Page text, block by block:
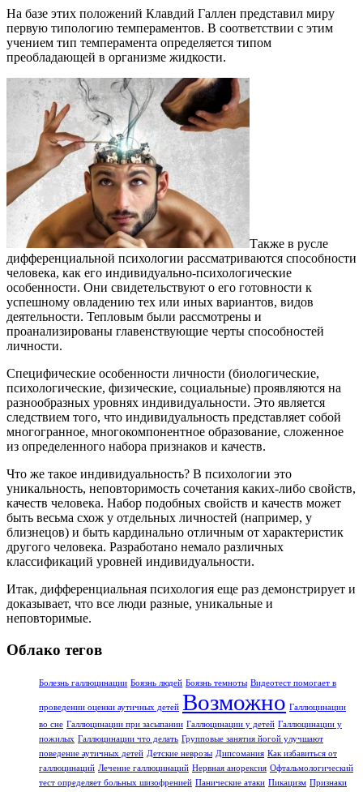
На базе этих положений Клавдий Галлен представил миру
первую типологию темпераментов. В соответствии с этим
учением тип темперамента определяется типом
преобладающей в организме жидкости.
Также в русле
дифференциальной психологии рассматриваются способности
человека, как его индивидуально-психологические
особенности. Они свидетельствуют о его готовности к
успешному овладению тех или иных вариантов, видов
деятельности. Тепловым были рассмотрены и
проанализированы главенствующие черты способностей
личности.
Специфические особенности личности (биологические,
психологические, физические, социальные) проявляются на
разнообразных уровнях индивидуальности. Это является
следствием того, что индивидуальность представляет собой
многогранное, многокомпонентное образование, сложенное
из определенного набора признаков и качеств.
Что же такое индивидуальность? В психологии это
уникальность, неповторимость сочетания каких-либо свойств,
качеств человека. Набор подобных свойств и качеств может
быть весьма схож у отдельных личностей (например, у
близнецов) и быть кардинально отличным от характеристик
другого человека. Разработано немало различных
классификаций уровней индивидуальности.
Итак, дифференциальная психология еще раз демонстрирует и
доказывает, что все люди разные, уникальные и
неповторимые.
Облако тегов
Болезнь галлюцинации Боязнь людей Боязнь темноты Видеотест помогает в
проведении оценки аутичных детей Возможно Галлюцинации
во сне Галлюцинации при засыпании Галлюцинации у детей Галлюцинации у
пожилых Галлюцинации что делать Групповые занятия йогой улучшают
поведение аутичных детей Детские неврозы Дипсомания Как избавиться от
галлюцинаций Лечение галлюцинаций Нервная анорексия Офтальмологический
тест определяет больных шизофренией Панические атаки Пикацизм Признаки